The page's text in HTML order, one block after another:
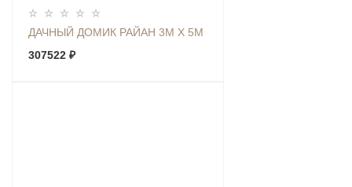
ДАЧНЫЙ ДОМИК РАЙАН 3М Х 5М
307522 ₽